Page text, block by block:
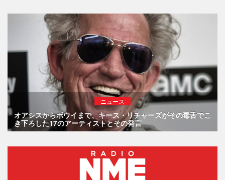
ニュース
オアシスからボウイまで、キース・リチャーズがその毒舌でこ
き下ろした17のアーティストとその発言